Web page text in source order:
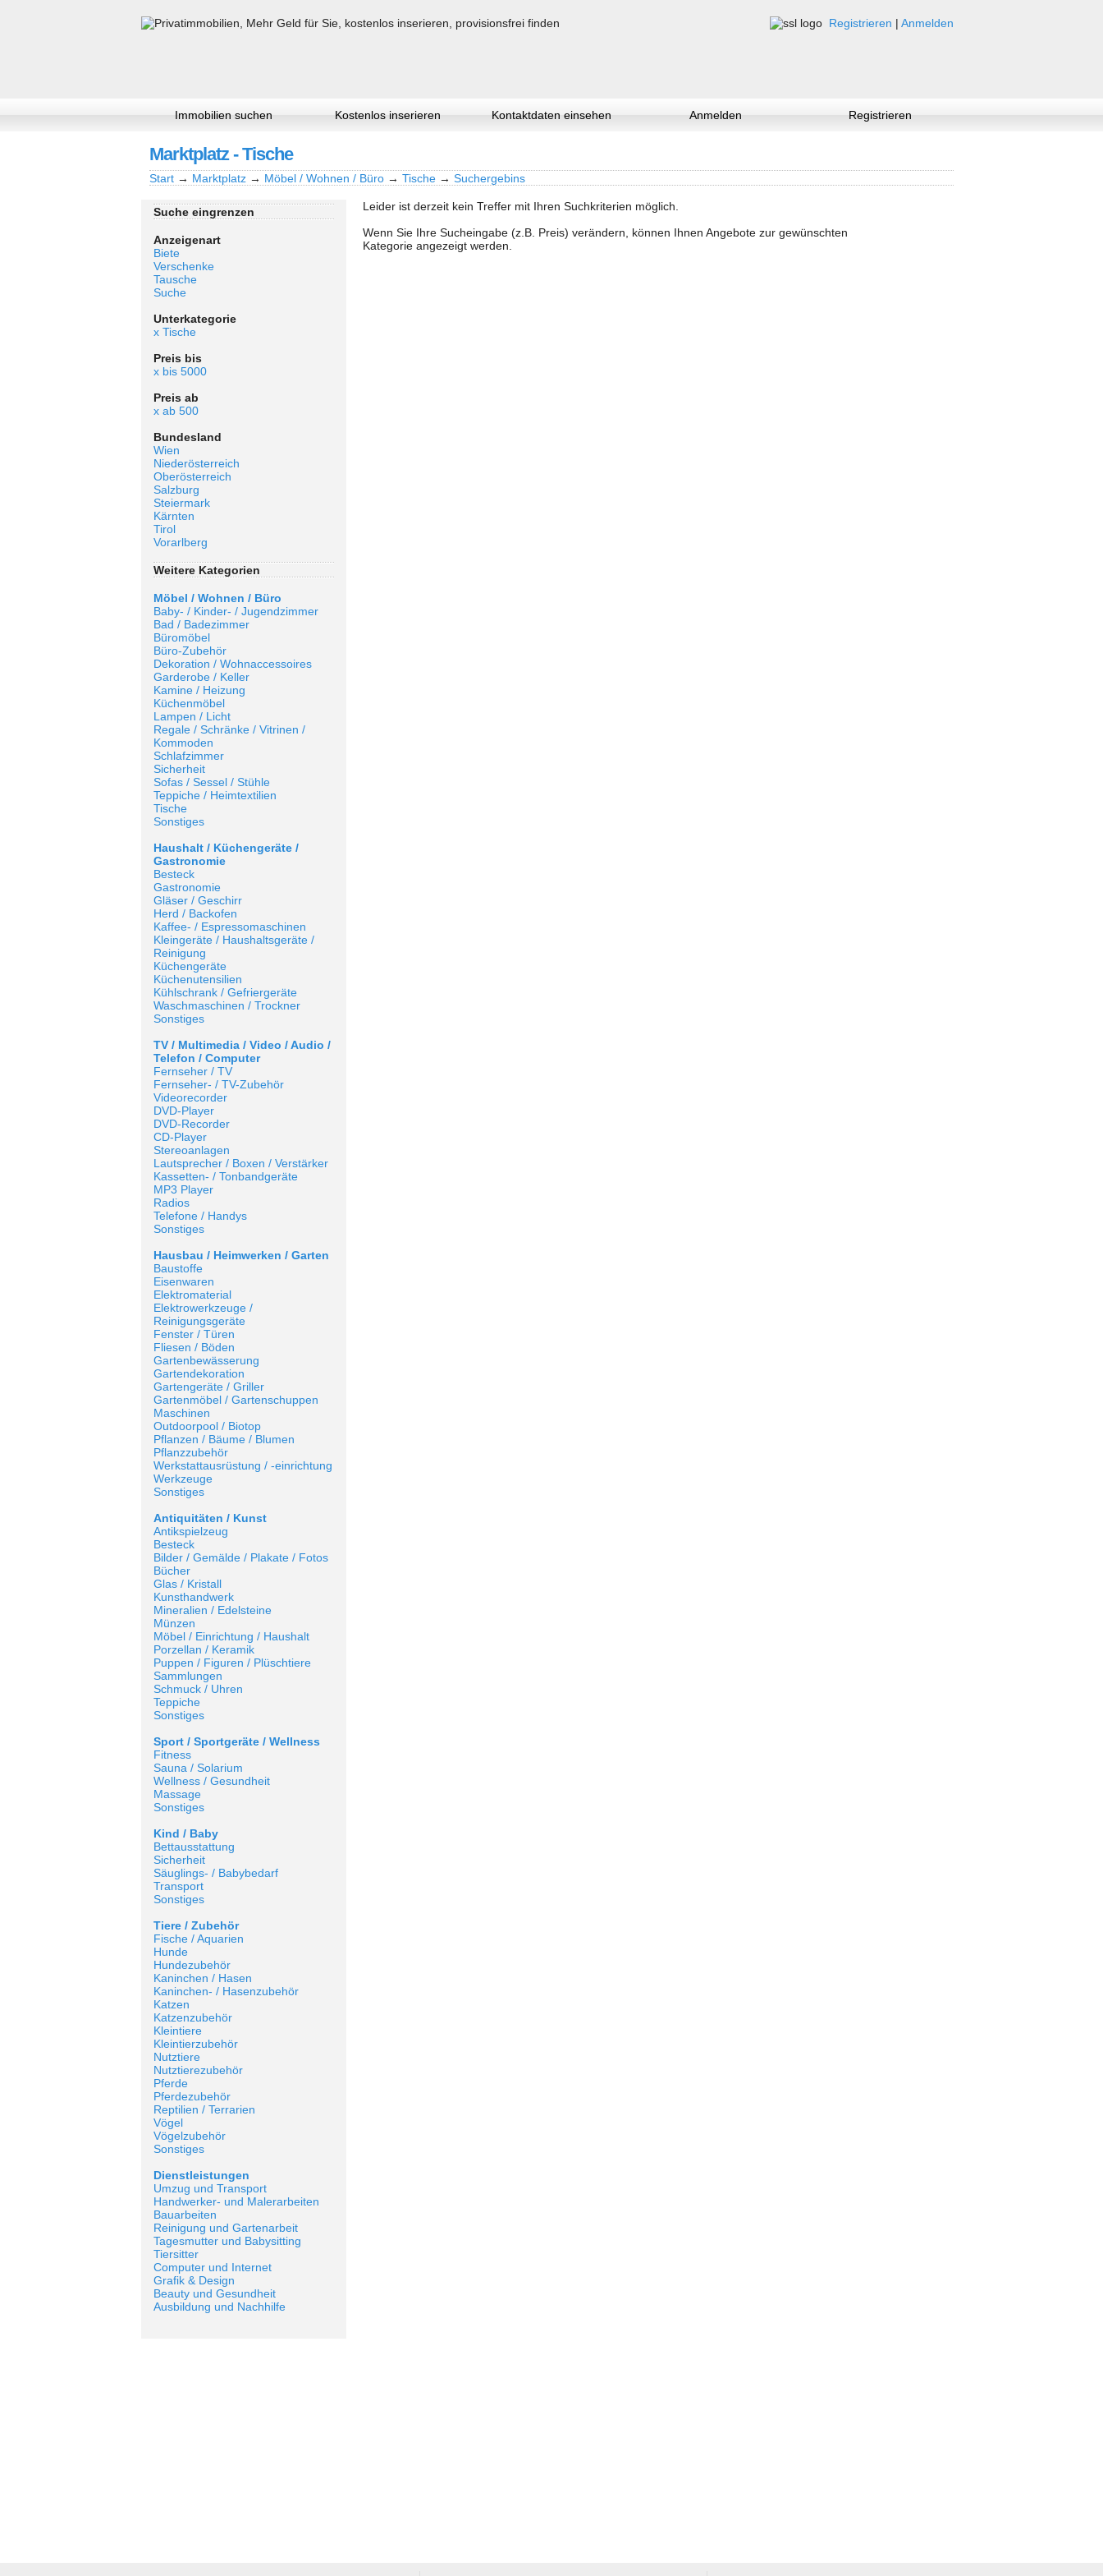
Registrieren | Anmelden
Immobilien suchen Kostenlos inserieren Kontaktdaten einsehen Anmelden Registrieren
Marktplatz - Tische
Start → Marktplatz → Möbel / Wohnen / Büro → Tische → Suchergebins
Suche eingrenzen
Anzeigenart
Biete
Verschenke
Tausche
Suche
Unterkategorie
x Tische
Preis bis
x bis 5000
Preis ab
x ab 500
Bundesland
Wien
Niederösterreich
Oberösterreich
Salzburg
Steiermark
Kärnten
Tirol
Vorarlberg
Weitere Kategorien
Möbel / Wohnen / Büro
Baby- / Kinder- / Jugendzimmer
Bad / Badezimmer
Büromöbel
Büro-Zubehör
Dekoration / Wohnaccessoires
Garderobe / Keller
Kamine / Heizung
Küchenmöbel
Lampen / Licht
Regale / Schränke / Vitrinen /
Kommoden
Schlafzimmer
Sicherheit
Sofas / Sessel / Stühle
Teppiche / Heimtextilien
Tische
Sonstiges
Haushalt / Küchengeräte /
Gastronomie
Besteck
Gastronomie
Gläser / Geschirr
Herd / Backofen
Kaffee- / Espressomaschinen
Kleingeräte / Haushaltsgeräte /
Reinigung
Küchengeräte
Küchenutensilien
Kühlschrank / Gefriergeräte
Waschmaschinen / Trockner
Sonstiges
TV / Multimedia / Video / Audio /
Telefon / Computer
Fernseher / TV
Fernseher- / TV-Zubehör
Videorecorder
DVD-Player
DVD-Recorder
CD-Player
Stereoanlagen
Lautsprecher / Boxen / Verstärker
Kassetten- / Tonbandgeräte
MP3 Player
Radios
Telefone / Handys
Sonstiges
Hausbau / Heimwerken / Garten
Baustoffe
Eisenwaren
Elektromaterial
Elektrowerkzeuge /
Reinigungsgeräte
Fenster / Türen
Fliesen / Böden
Gartenbewässerung
Gartendekoration
Gartengeräte / Griller
Gartenmöbel / Gartenschuppen
Maschinen
Outdoorpool / Biotop
Pflanzen / Bäume / Blumen
Pflanzzubehör
Werkstattausrüstung / -einrichtung
Werkzeuge
Sonstiges
Antiquitäten / Kunst
Antikspielzeug
Besteck
Bilder / Gemälde / Plakate / Fotos
Bücher
Glas / Kristall
Kunsthandwerk
Mineralien / Edelsteine
Münzen
Möbel / Einrichtung / Haushalt
Porzellan / Keramik
Puppen / Figuren / Plüschtiere
Sammlungen
Schmuck / Uhren
Teppiche
Sonstiges
Sport / Sportgeräte / Wellness
Fitness
Sauna / Solarium
Wellness / Gesundheit
Massage
Sonstiges
Kind / Baby
Bettausstattung
Sicherheit
Säuglings- / Babybedarf
Transport
Sonstiges
Tiere / Zubehör
Fische / Aquarien
Hunde
Hundezubehör
Kaninchen / Hasen
Kaninchen- / Hasenzubehör
Katzen
Katzenzubehör
Kleintiere
Kleintierzubehör
Nutztiere
Nutztierezubehör
Pferde
Pferdezubehör
Reptilien / Terrarien
Vögel
Vögelzubehör
Sonstiges
Dienstleistungen
Umzug und Transport
Handwerker- und Malerarbeiten
Bauarbeiten
Reinigung und Gartenarbeit
Tagesmutter und Babysitting
Tiersitter
Computer und Internet
Grafik & Design
Beauty und Gesundheit
Ausbildung und Nachhilfe
Leider ist derzeit kein Treffer mit Ihren Suchkriterien möglich.
Wenn Sie Ihre Sucheingabe (z.B. Preis) verändern, können Ihnen Angebote zur gewünschten
Kategorie angezeigt werden.